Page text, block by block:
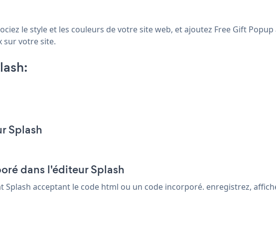
le style et les couleurs de votre site web, et ajoutez Free Gift Popup
sur votre site.
Splash
dans l'éditeur Splash
Splash acceptant le code html ou un code incorporé. enregistrez,